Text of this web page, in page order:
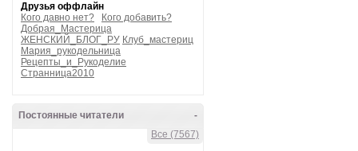
Друзья оффлайн
Кого давно нет?
Кого добавить?
Добрая_Мастерица
ЖЕНСКИЙ_БЛОГ_РУ Клуб_мастериц
Мария_рукодельница
Рецепты_и_Рукоделие
Странница2010
-
Постоянные читатели
Все (7567)